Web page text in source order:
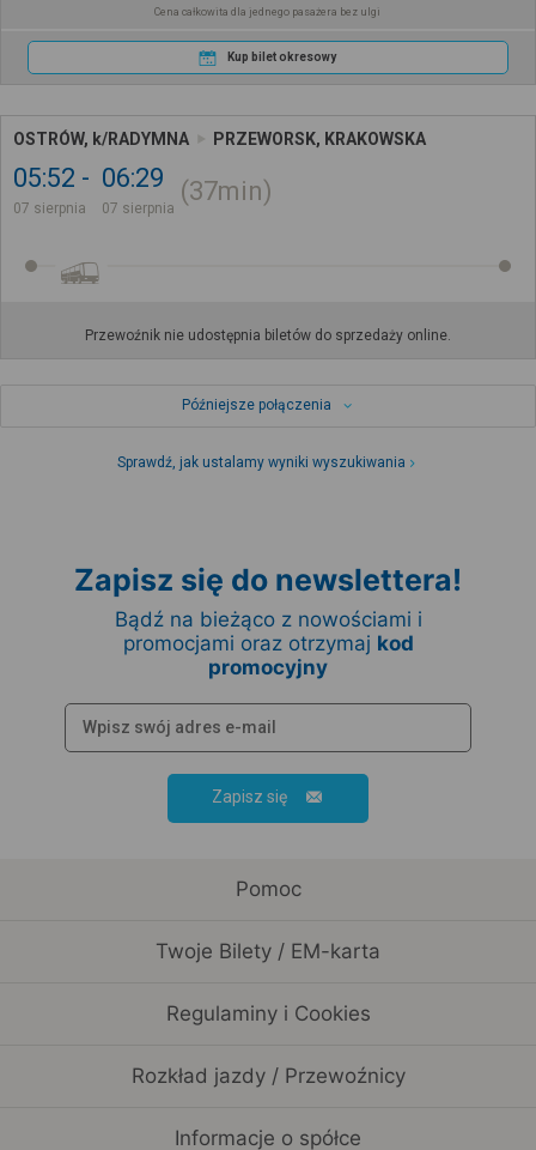
Cena całkowita dla jednego pasażera bez ulgi
Kup bilet okresowy
OSTRÓW, k/RADYMNA PRZEWORSK, KRAKOWSKA
05:52
07 sierpnia
06:29
07 sierpnia
37min
Przewoźnik nie udostępnia biletów do sprzedaży online.
Późniejsze połączenia
Sprawdź, jak ustalamy wyniki wyszukiwania
Zapisz się do newslettera!
Bądź na bieżąco z nowościami i
promocjami oraz otrzymaj kod
promocyjny
Zapisz się
Pomoc
Twoje Bilety / EM-karta
Regulaminy i Cookies
Rozkład jazdy / Przewoźnicy
Informacje o spółce